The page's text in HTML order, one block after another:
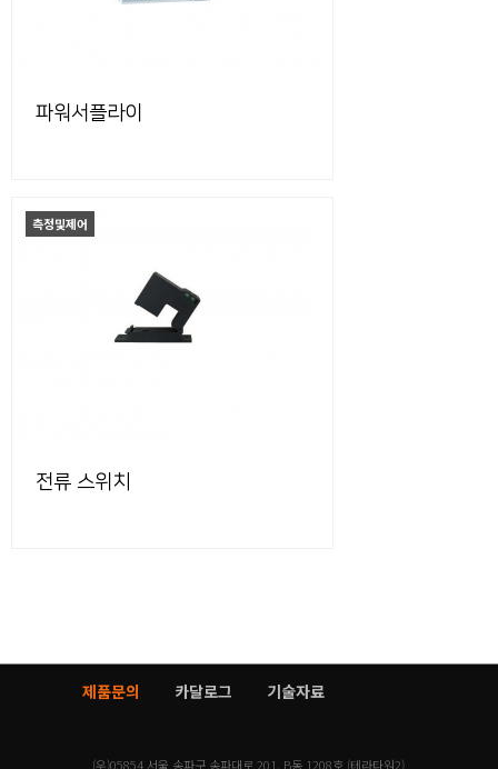
파워서플라이
측정및제어
전류 스위치
제품문의 카달로그 기술자료
(우)05854 서울 송파구 송파대로 201, B동 1208호 (테라타워2)